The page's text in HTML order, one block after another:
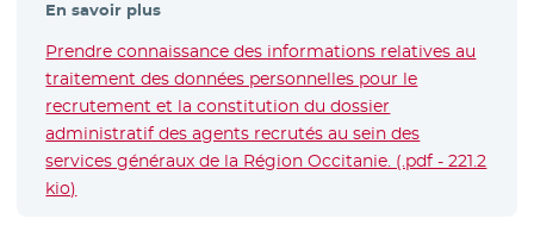
En savoir plus
Prendre connaissance des informations relatives au
traitement des données personnelles pour le
recrutement et la constitution du dossier
administratif des agents recrutés au sein des
services généraux de la Région Occitanie. (.pdf - 221.2
kio)